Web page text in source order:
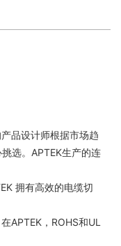
品设计师根据市场趋
选。APTEK生产的连
拥有高效的电缆切
APTEK，ROHS和UL